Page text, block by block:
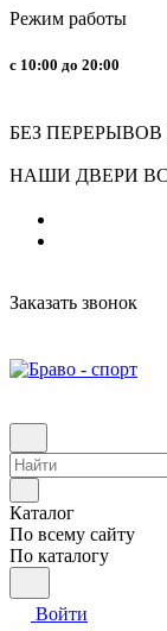
Режим работы
с 10:00 до 20:00
БЕЗ
НАШИ ДВЕРИ
Заказать звонок
Каталог
По всему сайту
По каталогу
Войти